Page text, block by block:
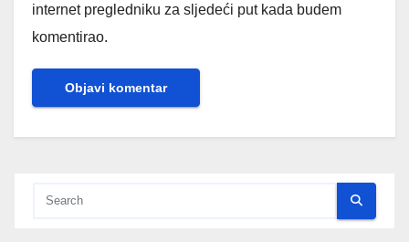
internet pregledniku za sljedeći put kada budem
komentirao.